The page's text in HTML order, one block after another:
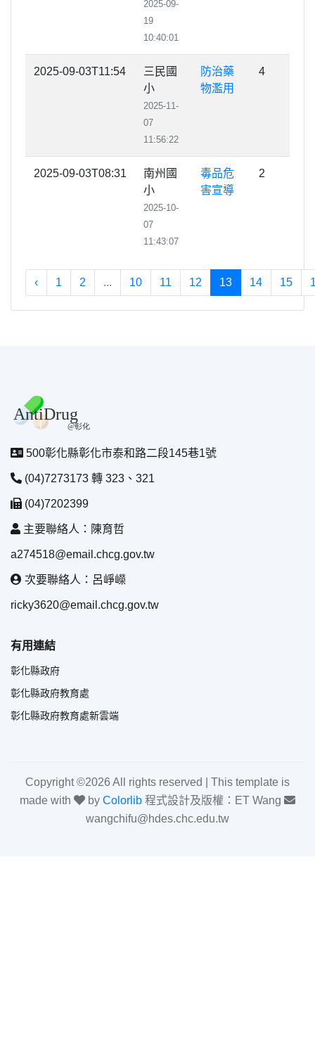
2025-09-
19
10:40:01
2025-09-03T11:54
三民國
小
2025-11-
07
11:56:22
防治藥
物濫用
4
2025-09-03T08:31
南州國
小
2025-10-
07
11:43:07
毒品危
害宣導
2
‹ 1 2 ... 10 11 12 13 14 15
500彰化縣彰化市泰和路二段145巷1號
(04)7273173 轉 323、321
(04)7202399
主要聯絡人：陳育哲
a274518@email.chcg.gov.tw
次要聯絡人：呂崢嶸
ricky3620@email.chcg.gov.tw
有用連結
彰化縣政府
彰化縣政府教育處
彰化縣政府教育處新雲端
Copyright ©2026 All rights reserved | This template is
made with
by Colorlib 程式設計及版權：ET Wang
wangchifu@hdes.chc.edu.tw